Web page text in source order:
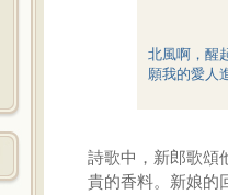
北風啊，醒
願我的愛人
詩歌中，新郎歌頌
貴的香料。新娘的